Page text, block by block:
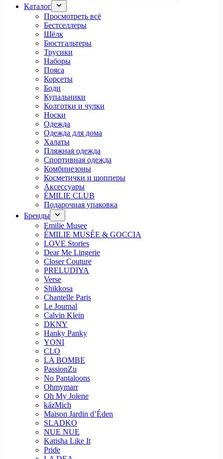
Каталог
Просмотреть всё
Бестселлеры
Шёлк
Бюстгальтеры
Трусики
Наборы
Пояса
Корсеты
Боди
Купальники
Колготки и чулки
Носки
Одежда
Одежда для дома
Халаты
Пляжная одежда
Спортивная одежда
Комбинезоны
Косметички и шопперы
Аксессуары
ÉMILIE CLUB
Подарочная упаковка
Бренды
Emilie Musee
ÉMILIE MUSÉE & GOCCIA
LOVE Stories
Dear Me Lingerie
Closer Couture
PRELUDIYA
Verse
Shikkosa
Chantelle Paris
Le Journal
Calvin Klein
DKNY
Hanky Panky
YONI
CLO
LA BOMBE
PassionZu
No Pantaloons
Ohmymarr
Oh My Jolene
kázMich
Maison Jardin d’Éden
SLADKO
NUE NUE
Katisha Like It
Pride